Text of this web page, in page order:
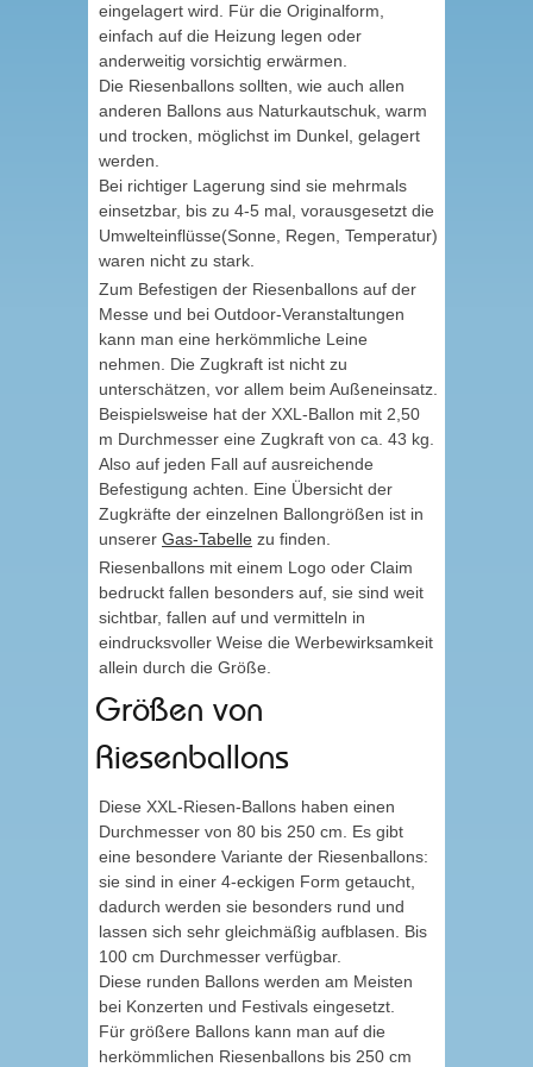
eingelagert wird. Für die Originalform,
einfach auf die Heizung legen oder
anderweitig vorsichtig erwärmen.
Die Riesenballons sollten, wie auch allen
anderen Ballons aus Naturkautschuk, warm
und trocken, möglichst im Dunkel, gelagert
werden.
Bei richtiger Lagerung sind sie mehrmals
einsetzbar, bis zu 4-5 mal, vorausgesetzt die
Umwelteinflüsse(Sonne, Regen, Temperatur)
waren nicht zu stark.
Zum Befestigen der Riesenballons auf der
Messe und bei Outdoor-Veranstaltungen
kann man eine herkömmliche Leine
nehmen. Die Zugkraft ist nicht zu
unterschätzen, vor allem beim Außeneinsatz.
Beispielsweise hat der XXL-Ballon mit 2,50
m Durchmesser eine Zugkraft von ca. 43 kg.
Also auf jeden Fall auf ausreichende
Befestigung achten. Eine Übersicht der
Zugkräfte der einzelnen Ballongrößen ist in
unserer Gas-Tabelle zu finden.
Riesenballons mit einem Logo oder Claim
bedruckt fallen besonders auf, sie sind weit
sichtbar, fallen auf und vermitteln in
eindrucksvoller Weise die Werbewirksamkeit
allein durch die Größe.
Größen von
Riesenballons
Diese XXL-Riesen-Ballons haben einen
Durchmesser von 80 bis 250 cm. Es gibt
eine besondere Variante der Riesenballons:
sie sind in einer 4-eckigen Form getaucht,
dadurch werden sie besonders rund und
lassen sich sehr gleichmäßig aufblasen. Bis
100 cm Durchmesser verfügbar.
Diese runden Ballons werden am Meisten
bei Konzerten und Festivals eingesetzt.
Für größere Ballons kann man auf die
herkömmlichen Riesenballons bis 250 cm